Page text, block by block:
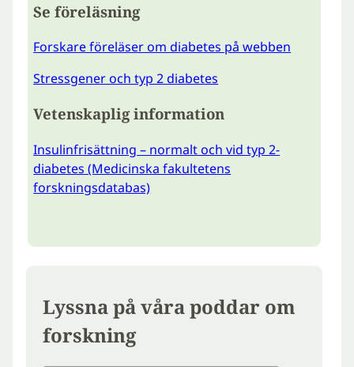
Se föreläsning
Forskare föreläser om diabetes på webben
Stressgener och typ 2 diabetes
Vetenskaplig information
Insulinfrisättning – normalt och vid typ 2-
diabetes (Medicinska fakultetens
forskningsdatabas)
Lyssna på våra poddar om
forskning